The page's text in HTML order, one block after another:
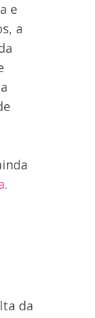
e
a
.
da